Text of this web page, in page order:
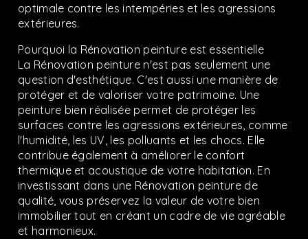
optimale contre les intempéries et les agressions
extérieures.
Pourquoi la Rénovation peinture est essentielle
La Rénovation peinture n'est pas seulement une
question d'esthétique. C'est aussi une manière de
protéger et de valoriser votre patrimoine. Une
peinture bien réalisée permet de protéger les
surfaces contre les agressions extérieures, comme
l'humidité, les UV, les polluants et les chocs. Elle
contribue également à améliorer le confort
thermique et acoustique de votre habitation. En
investissant dans une Rénovation peinture de
qualité, vous préservez la valeur de votre bien
immobilier tout en créant un cadre de vie agréable
et harmonieux.